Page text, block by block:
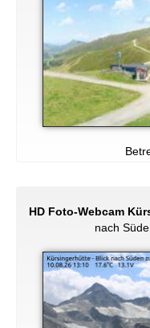
HD Foto-Webcam
nach